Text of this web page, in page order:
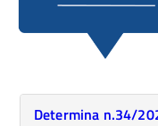
Determina n.34/